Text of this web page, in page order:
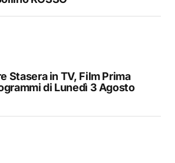
Stasera in TV, Film Prima
di Lunedì 3 Agosto